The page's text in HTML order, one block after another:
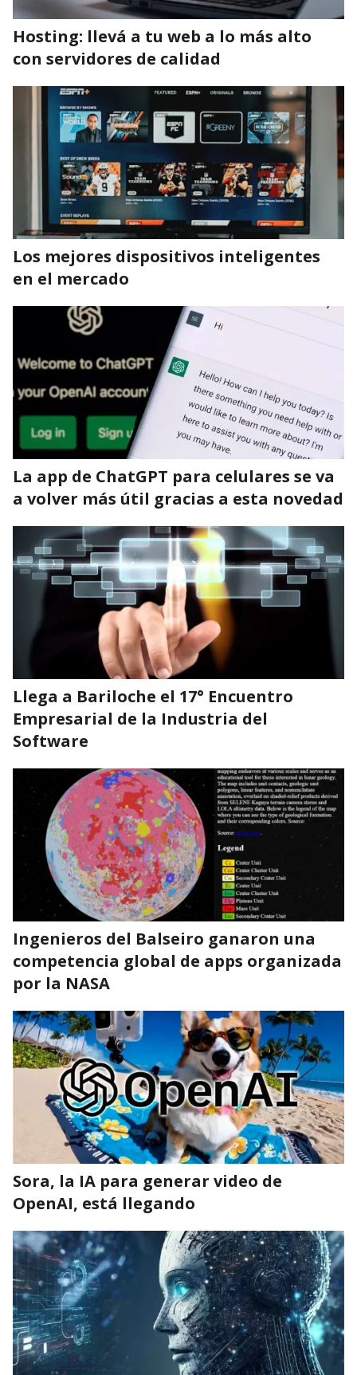
Hosting: llevá a tu web a lo más alto
con servidores de calidad
Los mejores dispositivos inteligentes
en el mercado
La app de ChatGPT para celulares se va
a volver más útil gracias a esta novedad
Llega a Bariloche el 17° Encuentro
Empresarial de la Industria del
Software
Ingenieros del Balseiro ganaron una
competencia global de apps organizada
por la NASA
Sora, la IA para generar video de
OpenAI, está llegando